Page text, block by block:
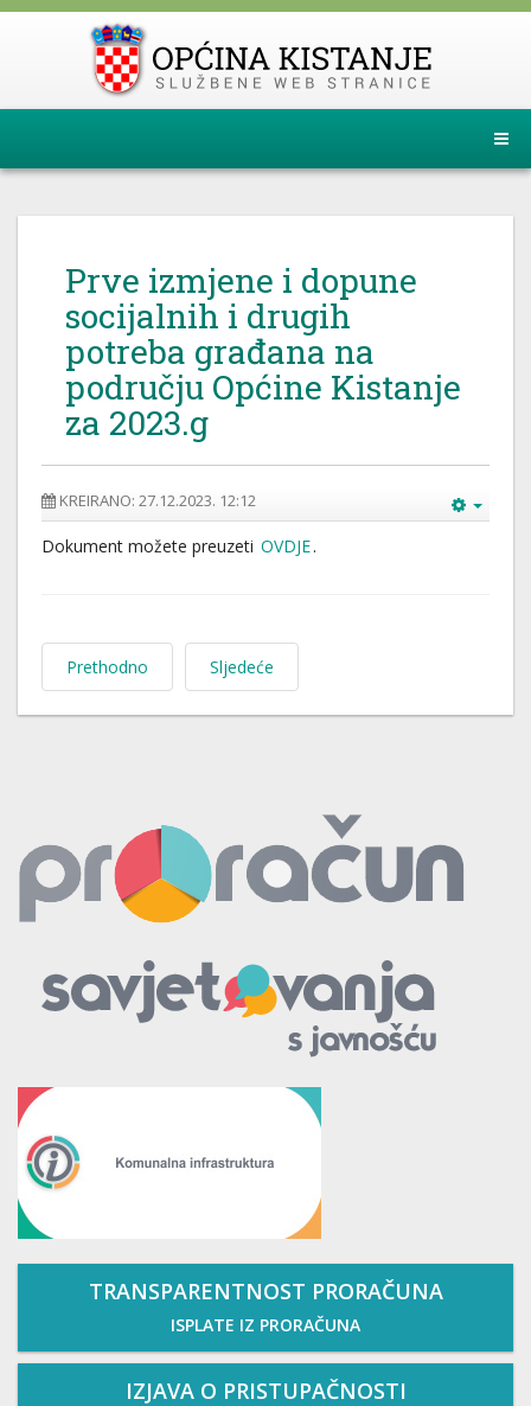
Prve izmjene i dopune
socijalnih i drugih
potreba građana na
području Općine Kistanje
za 2023.g
KREIRANO: 27.12.2023. 12:12
Dokument možete preuzeti OVDJE.
Prethodno Sljedeće
TRANSPARENTNOST PRORAČUNA
ISPLATE IZ PRORAČUNA
IZJAVA O PRISTUPAČNOSTI